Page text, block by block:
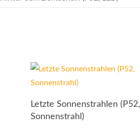
Letzte Sonnenstrahlen (P52,
Sonnenstrahl)